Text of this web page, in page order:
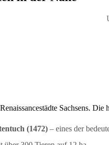
Sachsens.
(1472) – eines der